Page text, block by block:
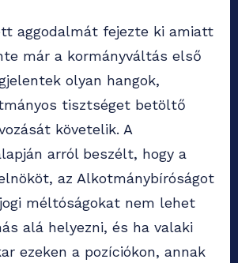
aggodalmát fejezte ki amiatt
már a kormányváltás első
olyan hangok,
tisztséget betöltő
követelik. A
arról beszélt, hogy a
az Alkotmánybíróságot
méltóságokat nem lehet
alá helyezni, és ha valaki
ezeken a pozíciókon, annak